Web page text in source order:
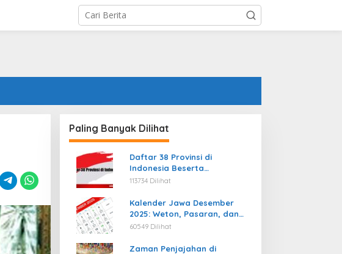
Paling Banyak Dilihat
Daftar 38 Provinsi di
Indonesia Beserta
Ibukotanya Terbaru
113734 Dilihat
Kalender Jawa Desember
2025: Weton, Pasaran, dan
Hari Baik
60549 Dilihat
Zaman Penjajahan di